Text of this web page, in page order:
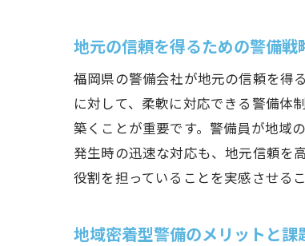
地元の信頼を得るための警備戦
福岡県の警備会社が地元の信頼を得
に対して、柔軟に対応できる警備体
築くことが重要です。警備員が地域
発生時の迅速な対応も、地元信頼を
役割を担っていることを実感させる
地域密着型警備のメリットと課